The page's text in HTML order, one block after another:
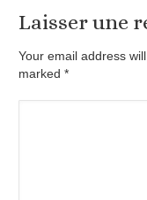
Laisser une
Your email address
marked*